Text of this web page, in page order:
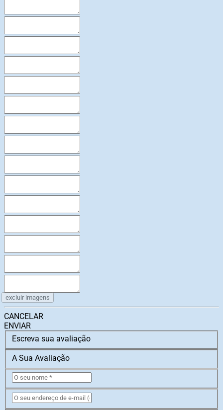
excluir imagens
CANCELAR
ENVIAR
Escreva sua avaliação
A Sua Avaliação